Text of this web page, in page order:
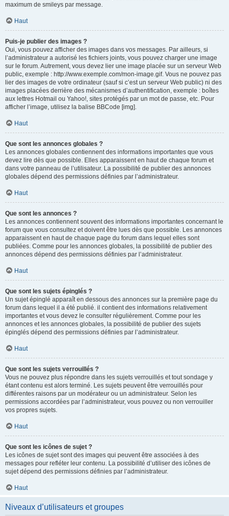
maximum de smileys par message.
Haut
Puis-je publier des images ?
Oui, vous pouvez afficher des images dans vos messages. Par ailleurs, si
l’administrateur a autorisé les fichiers joints, vous pouvez charger une image
sur le forum. Autrement, vous devez lier une image placée sur un serveur Web
public, exemple : http://www.exemple.com/mon-image.gif. Vous ne pouvez pas
lier des images de votre ordinateur (sauf si c’est un serveur Web public) ni des
images placées derrière des mécanismes d’authentification, exemple : boîtes
aux lettres Hotmail ou Yahoo!, sites protégés par un mot de passe, etc. Pour
afficher l’image, utilisez la balise BBCode [img].
Haut
Que sont les annonces globales ?
Les annonces globales contiennent des informations importantes que vous
devez lire dès que possible. Elles apparaissent en haut de chaque forum et
dans votre panneau de l’utilisateur. La possibilité de publier des annonces
globales dépend des permissions définies par l’administrateur.
Haut
Que sont les annonces ?
Les annonces contiennent souvent des informations importantes concernant le
forum que vous consultez et doivent être lues dès que possible. Les annonces
apparaissent en haut de chaque page du forum dans lequel elles sont
publiées. Comme pour les annonces globales, la possibilité de publier des
annonces dépend des permissions définies par l’administrateur.
Haut
Que sont les sujets épinglés ?
Un sujet épinglé apparaît en dessous des annonces sur la première page du
forum dans lequel il a été publié. il contient des informations relativement
importantes et vous devez le consulter régulièrement. Comme pour les
annonces et les annonces globales, la possibilité de publier des sujets
épinglés dépend des permissions définies par l’administrateur.
Haut
Que sont les sujets verrouillés ?
Vous ne pouvez plus répondre dans les sujets verrouillés et tout sondage y
étant contenu est alors terminé. Les sujets peuvent être verrouillés pour
différentes raisons par un modérateur ou un administrateur. Selon les
permissions accordées par l’administrateur, vous pouvez ou non verrouiller
vos propres sujets.
Haut
Que sont les icônes de sujet ?
Les icônes de sujet sont des images qui peuvent être associées à des
messages pour refléter leur contenu. La possibilité d’utiliser des icônes de
sujet dépend des permissions définies par l’administrateur.
Haut
Niveaux d’utilisateurs et groupes